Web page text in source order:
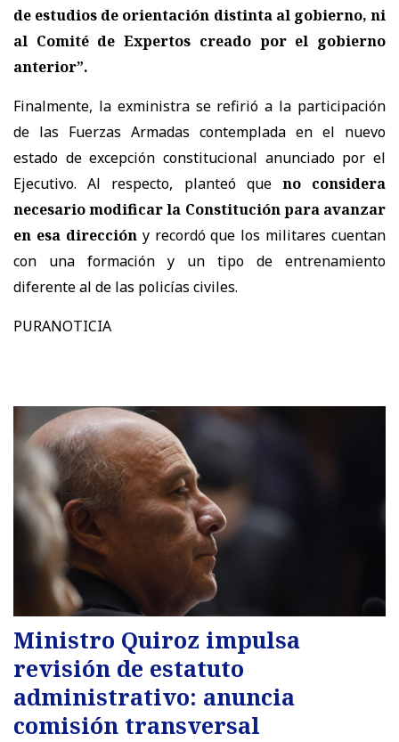
de estudios de orientación distinta al gobierno, ni
al Comité de Expertos creado por el gobierno
anterior”.
Finalmente, la exministra se refirió a la participación
de las Fuerzas Armadas contemplada en el nuevo
estado de excepción constitucional anunciado por el
Ejecutivo. Al respecto, planteó que no considera
necesario modificar la Constitución para avanzar
en esa direccióny recordó que los militares cuentan
con una formación y un tipo de entrenamiento
diferente al de las policías civiles.
PURANOTICIA
Ministro Quiroz impulsa
revisión de estatuto
administrativo: anuncia
comisión transversal